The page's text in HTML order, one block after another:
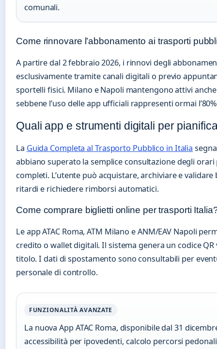
comunali.
Come rinnovare l’abbonamento ai trasporti
A partire dal 2 febbraio 2026, i rinnovi degli
esclusivamente tramite canali digitali o previo
sportelli fisici. Milano e Napoli mantengono attivi
sebbene l’uso delle app ufficiali rappresenti ormai
Quali app e strumenti digitali per
La Guida Completa al Trasporto Pubblico in Italia
abbiano superato la semplice consultazione degli
completi. L’utente può acquistare, archiviare e
ritardi e richiedere rimborsi automatici.
Come comprare biglietti online per trasporti
Le app ATAC Roma, ATM Milano e ANM/EAV Napoli
credito o wallet digitali. Il sistema genera un codice
titolo. I dati di spostamento sono consultabili per
personale di controllo.
FUNZIONALITÀ AVANZATE
La nuova App ATAC Roma, disponibile dal 31
accessibilità per ipovedenti, calcolo percorsi